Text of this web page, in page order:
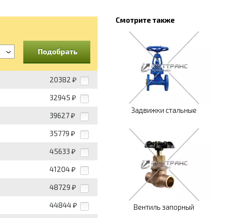
Подобрать
20382 ₽
32945 ₽
39627 ₽
35779 ₽
45633 ₽
41204 ₽
48729 ₽
44844 ₽
Смотрите также
Задвижки стальные
Вентиль запорный